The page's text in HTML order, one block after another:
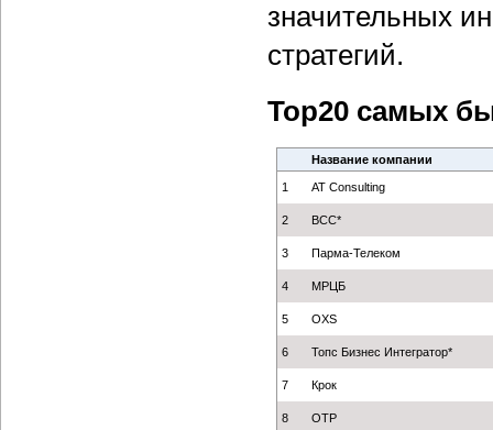
значительных
стратегий.
Top20 самых
Название компании
1 AT Consulting
2 ВСС*
3 Парма-Телеком
4 МРЦБ
5 OXS
6 Топс Бизнес Интегратор*
7 Крок
8 ОТР